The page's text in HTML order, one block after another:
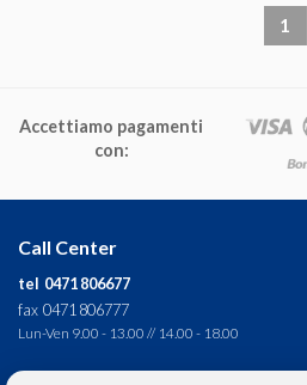
1
Accettiamo pagamenti
con:
Call Center
tel 0471 806677
fax 0471 806777
Lun-Ven 9.00 - 13.00 // 14.00 - 18.00